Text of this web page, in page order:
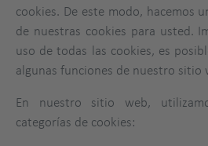
cookies. De este modo, hacemos
de nuestras cookies para usted.
uso de todas las cookies, es
algunas funciones de nuestro sitio
En nuestro sitio web,
categorías de cookies: